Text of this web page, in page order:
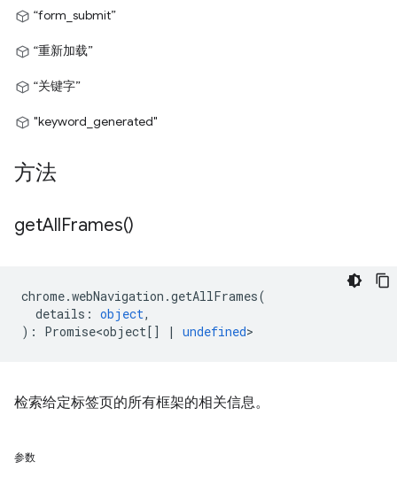
“form_submit”
“重新加载”
“关键字”
"keyword_generated"
方法
getAllFrames()
chrome.webNavigation .getAllFrames(
details : object,
) : Promise<object[] | undefined>
检索给定标签页的所有框架的相关信息。
参数